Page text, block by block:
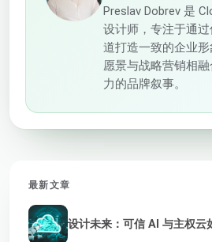
Preslav Dobrev 是
设计师，专注于通
道打造一致的企业
愿景与战略营销相
力的品牌叙事。
最新文章
设计未来：可信 AI 与主权云